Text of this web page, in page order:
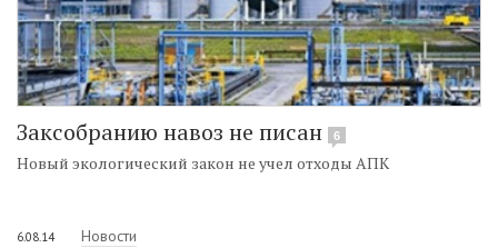
Заксобранию навоз не писан 6
Новый экологический закон не учел отходы АПК
6.08.14 Новости